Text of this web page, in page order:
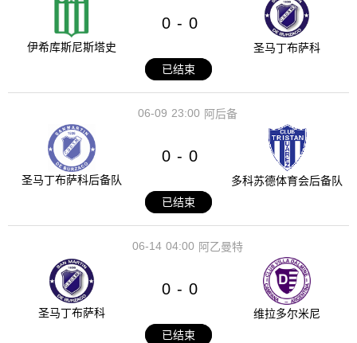
伊希库斯尼斯塔史
0 - 0
圣马丁布萨科
已结束
23:00
06-09 阿后备
圣马丁布萨科后备队
0 - 0
多科苏德体育会后备队
已结束
04:00
06-14 阿乙曼特
圣马丁布萨科
0 - 0
维拉多尔米尼
已结束